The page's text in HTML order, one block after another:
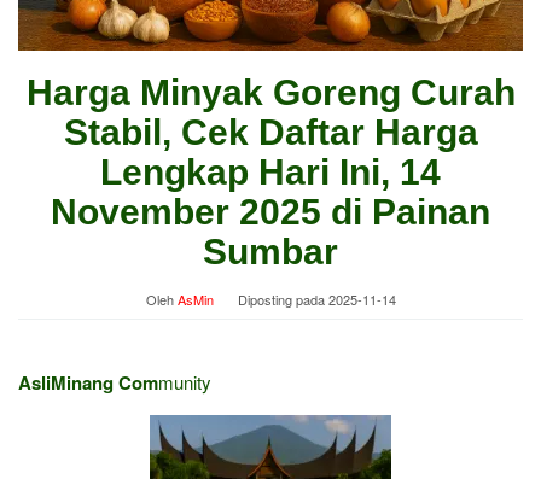
Harga Minyak Goreng Curah
Stabil, Cek Daftar Harga
Lengkap Hari Ini, 14
November 2025 di Painan
Sumbar
OlehAsMin Diposting pada2025-11-14
AsliMinang Community